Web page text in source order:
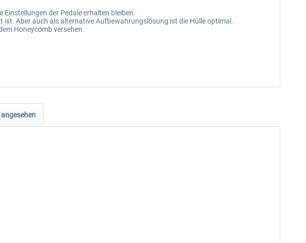
Einstellungen der Pedale erhalten bleiben.
Aber auch als alternative Aufbewahrungslösung ist die Hülle optimal.
Honeycomb versehen.